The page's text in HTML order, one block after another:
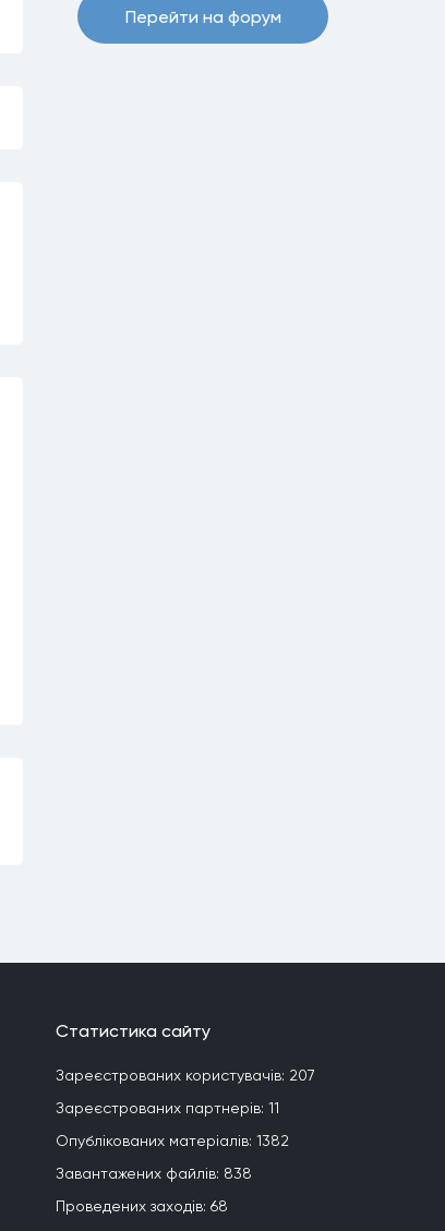
Перейти на форум
Статистика сайту
Зареєстрованих користувачiв: 207
Зареєстрованих партнерiв: 11
Опублiкованих матерiалiв: 1382
Завантажених файлiв: 838
Проведених заходiв: 68